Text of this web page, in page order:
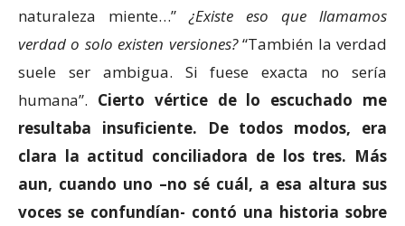
naturaleza miente…”¿Existe eso que llamamos
verdad o solo existen versiones?“También la verdad
suele ser ambigua. Si fuese exacta no sería
humana”. Cierto vértice de lo escuchado me
resultaba insuficiente. De todos modos, era
clara la actitud conciliadora de los tres. Más
aun, cuando uno –no sé cuál, a esa altura sus
voces se confundían- contó una historia sobre